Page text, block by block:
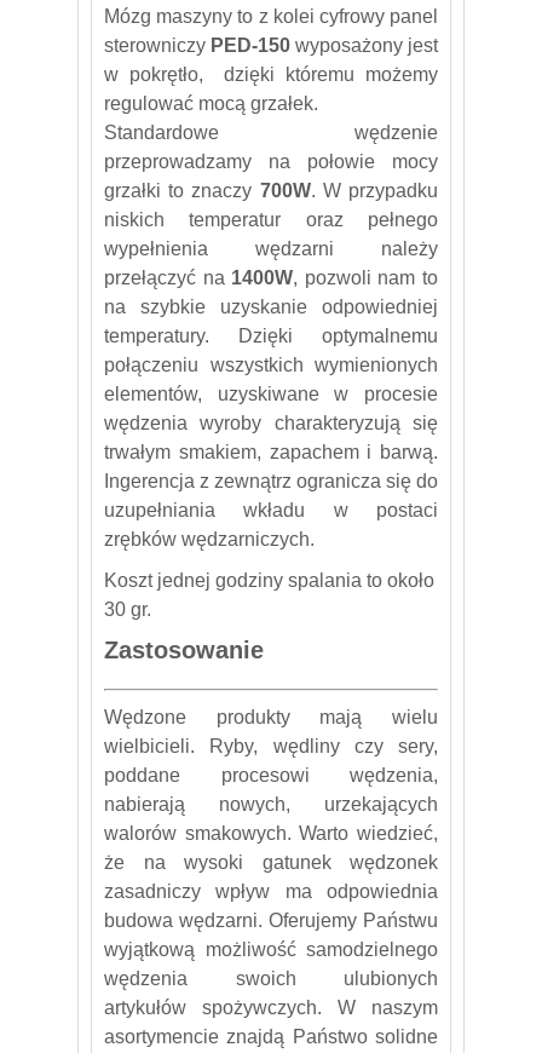
Mózg maszyny to z kolei cyfrowy panel
sterowniczy PED-150 wyposażony jest
w pokrętło, dzięki któremu możemy
regulować mocą grzałek.
Standardowe wędzenie
przeprowadzamy na połowie mocy
grzałki to znaczy 700W. W przypadku
niskich temperatur oraz pełnego
wypełnienia wędzarni należy
przełączyć na 1400W, pozwoli nam to
na szybkie uzyskanie odpowiedniej
temperatury. Dzięki optymalnemu
połączeniu wszystkich wymienionych
elementów, uzyskiwane w procesie
wędzenia wyroby charakteryzują się
trwałym smakiem, zapachem i barwą.
Ingerencja z zewnątrz ogranicza się do
uzupełniania wkładu w postaci
zrębków wędzarniczych.
Koszt jednej godziny spalania to około
30 gr.
Zastosowanie
Wędzone produkty mają wielu
wielbicieli. Ryby, wędliny czy sery,
poddane procesowi wędzenia,
nabierają nowych, urzekających
walorów smakowych. Warto wiedzieć,
że na wysoki gatunek wędzonek
zasadniczy wpływ ma odpowiednia
budowa wędzarni. Oferujemy Państwu
wyjątkową możliwość samodzielnego
wędzenia swoich ulubionych
artykułów spożywczych. W naszym
asortymencie znajdą Państwo solidne